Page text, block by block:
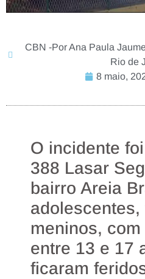
CBN -Por Ana Paula
Rio de
8 maio,
O incidente
388 Lasar
bairro Areia
adolescentes,
meninos,
entre 13 e 17
ficaram